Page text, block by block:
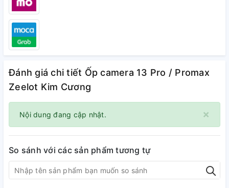
Đánh giá chi tiết Ốp camera 13 Pro / Promax
Zeelot Kim Cương
×
Nội dung đang cập nhật.
So sánh với các sản phẩm tương tự